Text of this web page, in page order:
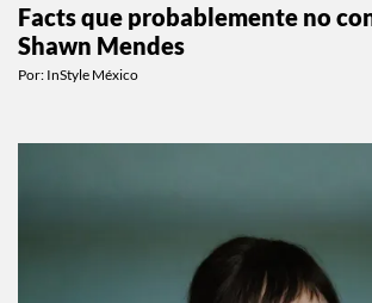
Facts que probablemente no
Shawn Mendes
Por: InStyle México